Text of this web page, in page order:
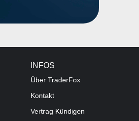
INFOS
Über TraderFox
Kontakt
Vertrag Kündigen